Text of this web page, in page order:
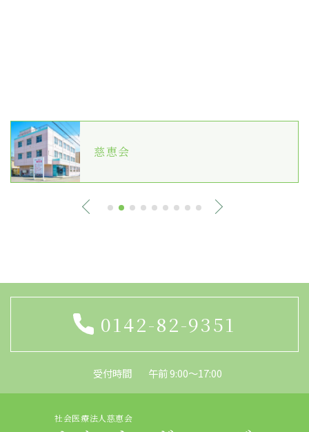
慈恵会
社会医療法人慈恵会
0142-82-9351
受付時間 午前 9:00～17:00